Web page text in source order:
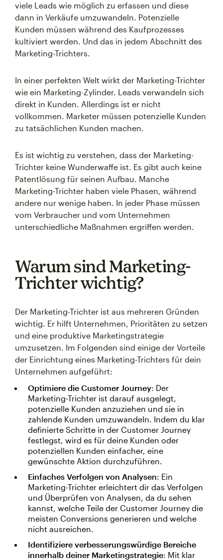
viele Leads wie möglich zu erfassen und diese
dann in Verkäufe umzuwandeln. Potenzielle
Kunden müssen während des Kaufprozesses
kultiviert werden. Und das in jedem Abschnitt des
Marketing-Trichters.
In einer perfekten Welt wirkt der Marketing-Trichter
wie ein Marketing-Zylinder. Leads verwandeln sich
direkt in Kunden. Allerdings ist er nicht
vollkommen. Marketer müssen potenzielle Kunden
zu tatsächlichen Kunden machen.
Es ist wichtig zu verstehen, dass der Marketing-
Trichter keine Wunderwaffe ist. Es gibt auch keine
Patentlösung für seinen Aufbau. Manche
Marketing-Trichter haben viele Phasen, während
andere nur wenige haben. In jeder Phase müssen
vom Verbraucher und vom Unternehmen
unterschiedliche Maßnahmen ergriffen werden.
Warum sind Marketing-
Trichter wichtig?
Der Marketing-Trichter ist aus mehreren Gründen
wichtig. Er hilft Unternehmen, Prioritäten zu setzen
und eine produktive Marketingstrategie
umzusetzen. Im Folgenden sind einige der Vorteile
der Einrichtung eines Marketing-Trichters für dein
Unternehmen aufgeführt:
Optimiere die Customer Journey: Der
Marketing-Trichter ist darauf ausgelegt,
potenzielle Kunden anzuziehen und sie in
zahlende Kunden umzuwandeln. Indem du klar
definierte Schritte in der Customer Journey
festlegst, wird es für deine Kunden oder
potenziellen Kunden einfacher, eine
gewünschte Aktion durchzuführen.
Einfaches Verfolgen von Analysen: Ein
Marketing-Trichter erleichtert dir das Verfolgen
und Überprüfen von Analysen, da du sehen
kannst, welche Teile der Customer Journey die
meisten Conversions generieren und welche
nicht ausreichen.
Identifiziere verbesserungswürdige Bereiche
innerhalb deiner Marketingstrategie: Mit klar